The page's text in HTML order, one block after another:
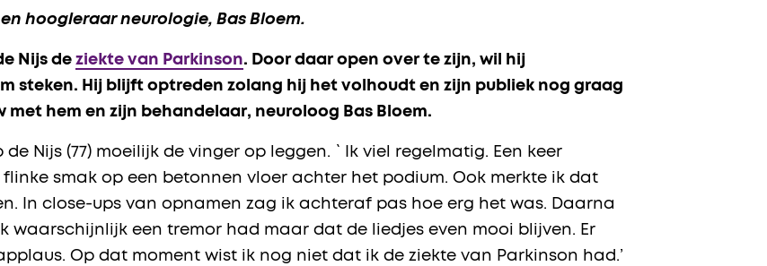
hoogleraar neurologie, Bas Bloem.
Nijs deziekte van Parkinson. Door daar open over te zijn, wil hij
steken. Hij blijft optreden zolang hij het volhoudt en zijn publiek nog graag
met hem en zijn behandelaar, neuroloog Bas Bloem.
Nijs (77) moeilijk de vinger op leggen. `Ik viel regelmatig. Een keer
smak op een betonnen vloer achter het podium. Ook merkte ik dat
In close-ups van opnamen zag ik achteraf pas hoe erg het was. Daarna
waarschijnlijk een tremor had maar dat de liedjes even mooi blijven. Er
Op dat moment wist ik nog niet dat ik de ziekte van Parkinson had.’